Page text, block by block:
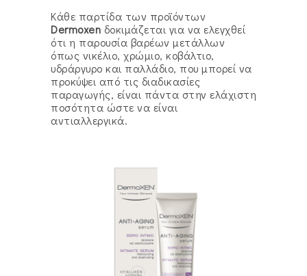
Κάθε παρτίδα των προϊόντων
Dermoxen δοκιμάζεται για να ελεγχθεί
ότι η παρουσία βαρέων μετάλλων
όπως νικέλιο, χρώμιο, κοβάλτιο,
υδράργυρο και παλλάδιο, που μπορεί να
προκύψει από τις διαδικασίες
παραγωγής, είναι πάντα στην ελάχιστη
ποσότητα ώστε να είναι
αντιαλλεργικά.